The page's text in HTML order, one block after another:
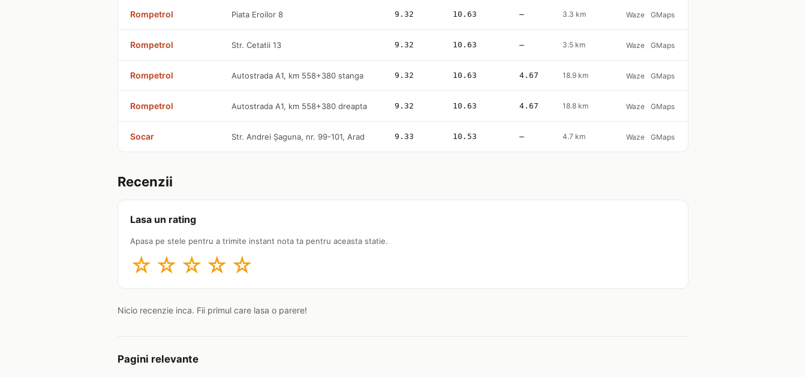
Rompetrol Piata Eroilor 8 9.32 10.63 — 3.3 km Waze GMaps
Rompetrol Str. Cetatii 13 9.32 10.63 — 3.5 km Waze GMaps
Rompetrol Autostrada A1, km 558+380 stanga 9.32 10.63 4.67 18.9 km Waze GMaps
Rompetrol Autostrada A1, km 558+380 dreapta 9.32 10.63 4.67 18.8 km Waze GMaps
Socar Str. Andrei Șaguna, nr. 99-101, Arad 9.33 10.53 — 4.7 km Waze GMaps
Recenzii
Lasa un rating
Apasa pe stele pentru a trimite instant nota ta pentru aceasta statie.
☆ ☆ ☆ ☆ ☆
Nicio recenzie inca. Fii primul care lasa o parere!
Pagini relevante